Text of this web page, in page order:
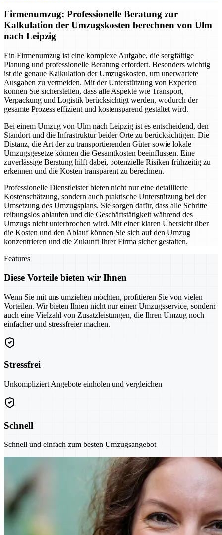
Firmenumzug: Professionelle Beratung zur
Kalkulation der Umzugskosten berechnen von Ulm
nach Leipzig
Ein Firmenumzug ist eine komplexe Aufgabe, die sorgfältige
Planung und professionelle Beratung erfordert. Besonders wichtig
ist die genaue Kalkulation der Umzugskosten, um unerwartete
Ausgaben zu vermeiden. Mit der Unterstützung von Experten
können Sie sicherstellen, dass alle Aspekte wie Transport,
Verpackung und Logistik berücksichtigt werden, wodurch der
gesamte Prozess effizient und kostensparend gestaltet wird.
Bei einem Umzug von Ulm nach Leipzig ist es entscheidend, den
Standort und die Infrastruktur beider Orte zu berücksichtigen. Die
Distanz, die Art der zu transportierenden Güter sowie lokale
Umzugsgesetze können die Gesamtkosten beeinflussen. Eine
zuverlässige Beratung hilft dabei, potenzielle Risiken frühzeitig zu
erkennen und die Kosten transparent zu berechnen.
Professionelle Dienstleister bieten nicht nur eine detaillierte
Kostenschätzung, sondern auch praktische Unterstützung bei der
Umsetzung des Umzugsplans. Sie sorgen dafür, dass alle Schritte
reibungslos ablaufen und die Geschäftstätigkeit während des
Umzugs nicht unterbrochen wird. Mit einer klaren Übersicht über
die Kosten und den Ablauf können Sie sich auf den Umzug
konzentrieren und die Zukunft Ihrer Firma sicher gestalten.
Features
Diese Vorteile bieten wir Ihnen
Wenn Sie mit uns umziehen möchten, profitieren Sie von vielen
Vorteilen. Wir bieten Ihnen nicht nur einen Umzugsservice, sondern
auch eine Vielzahl von Zusatzleistungen, die Ihren Umzug noch
einfacher und stressfreier machen.
Stressfrei
Unkompliziert Angebote einholen und vergleichen
Schnell
Schnell und einfach zum besten Umzugsangebot